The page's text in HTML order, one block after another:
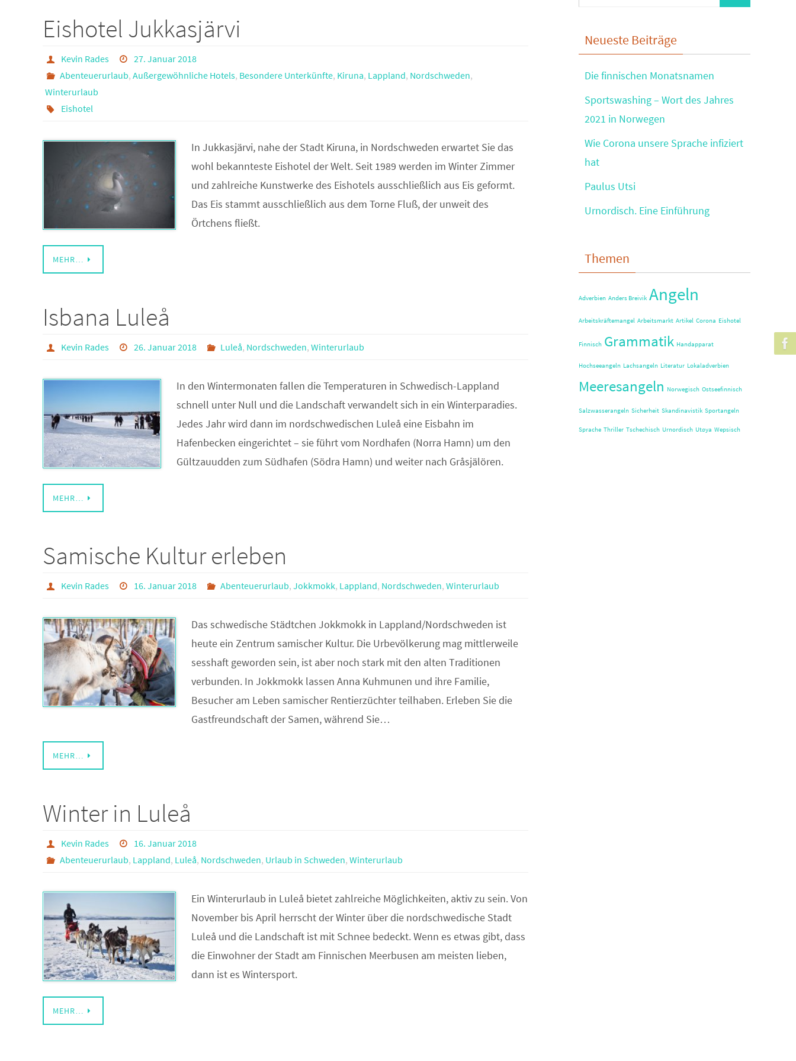
Eishotel Jukkasjärvi
Kevin Rades
27. Januar 2018
Abenteuerurlaub, Außergewöhnliche Hotels, Besondere Unterkünfte, Kiruna, Lappland, Nordschweden,
Winterurlaub
Eishotel
In Jukkasjärvi, nahe der Stadt Kiruna, in Nordschweden erwartet Sie das
wohl bekannteste Eishotel der Welt. Seit 1989 werden im Winter Zimmer
und zahlreiche Kunstwerke des Eishotels ausschließlich aus Eis geformt.
Das Eis stammt ausschließlich aus dem Torne Fluß, der unweit des
Örtchens fließt.
MEHR…
Isbana Luleå
Kevin Rades 26. Januar 2018 Luleå, Nordschweden,Winterurlaub
In den Wintermonaten fallen die Temperaturen in Schwedisch-Lappland
schnell unter Null und die Landschaft verwandelt sich in ein Winterparadies.
Jedes Jahr wird dann im nordschwedischen Luleå eine Eisbahn im
Hafenbecken eingerichtet – sie führt vom Nordhafen (Norra Hamn) um den
Gültzauudden zum Südhafen (Södra Hamn) und weiter nach Gråsjälören.
MEHR…
Samische Kultur erleben
Kevin Rades 16. Januar 2018 Abenteuerurlaub,Jokkmokk, Lappland, Nordschweden,Winterurlaub
Das schwedische Städtchen Jokkmokk in Lappland/Nordschweden ist
heute ein Zentrum samischer Kultur. Die Urbevölkerung mag mittlerweile
sesshaft geworden sein, ist aber noch stark mit den alten Traditionen
verbunden. In Jokkmokk lassen Anna Kuhmunen und ihre Familie,
Besucher am Leben samischer Rentierzüchter teilhaben. Erleben Sie die
Gastfreundschaft der Samen, während Sie…
MEHR…
Winter in Luleå
Kevin Rades
16. Januar 2018
Abenteuerurlaub, Lappland, Luleå, Nordschweden, Urlaub in Schweden, Winterurlaub
Ein Winterurlaub in Luleå bietet zahlreiche Möglichkeiten, aktiv zu sein. Von
November bis April herrscht der Winter über die nordschwedische Stadt
Luleå und die Landschaft ist mit Schnee bedeckt. Wenn es etwas gibt, dass
die Einwohner der Stadt am Finnischen Meerbusen am meisten lieben,
dann ist es Wintersport.
MEHR…
nach:
Neueste Beiträge
Die finnischen Monatsnamen
Sportswashing – Wort des Jahres
2021 in Norwegen
Wie Corona unsere Sprache infiziert
hat
Paulus Utsi
Urnordisch. Eine Einführung
Themen
Adverbien Anders Breivik Angeln
Arbeitskräftemangel Arbeitsmarkt Artikel Corona Eishotel
Finnisch Grammatik Handapparat
Hochseeangeln Lachsangeln Literatur Lokaladverbien
Meeresangeln Norwegisch Ostseefinnisch
Salzwasserangeln Sicherheit Skandinavistik Sportangeln
Sprache Thriller Tschechisch Urnordisch Utøya Wepsisch